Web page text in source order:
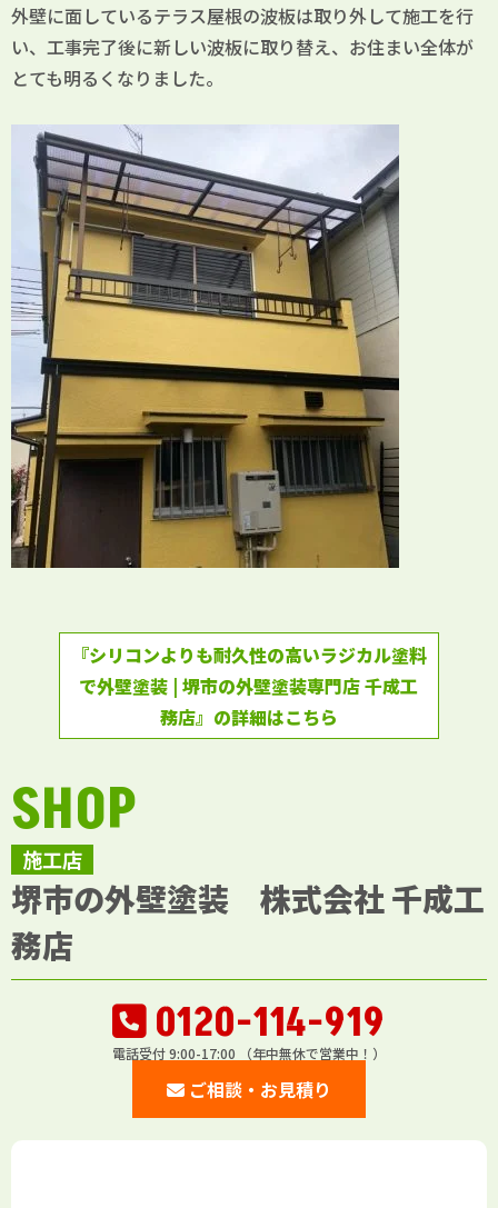
外壁に面しているテラス屋根の波板は取り外して施工を行
い、工事完了後に新しい波板に取り替え、お住まい全体が
とても明るくなりました。
『シリコンよりも耐久性の高いラジカル塗料
で外壁塗装 | 堺市の外壁塗装専門店 千成工
務店』の詳細はこちら
施工店
SHOP
堺市の外壁塗装 株式会社 千成工
務店
0120-114-919
電話受付 9:00-17:00 （年中無休で営業中！）
ご相談・お見積り